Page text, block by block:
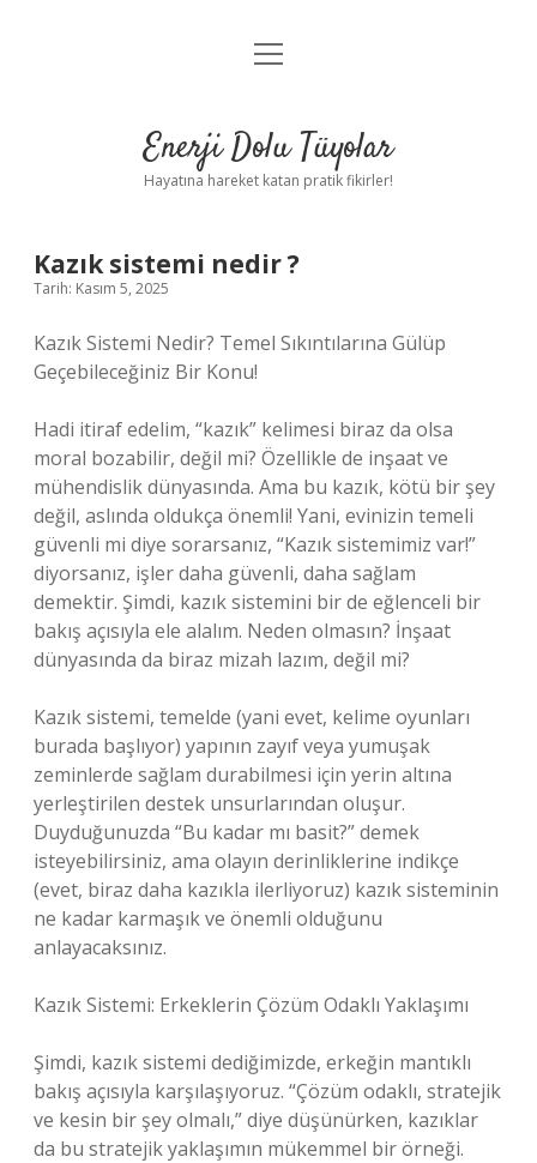
Anasayfa
Yasal Uyarı
menüyü
Enerji Dolu Tüyolar
Hayatına hareket katan pratik fikirler!
Kazık sistemi nedir ?
Tarih: Kasım 5, 2025
Kazık Sistemi Nedir? Temel Sıkıntılarına Gülüp
Geçebileceğiniz Bir Konu!
Hadi itiraf edelim, “kazık” kelimesi biraz da olsa
moral bozabilir, değil mi? Özellikle de inşaat ve
mühendislik dünyasında. Ama bu kazık, kötü bir şey
değil, aslında oldukça önemli! Yani, evinizin temeli
güvenli mi diye sorarsanız, “Kazık sistemimiz var!”
diyorsanız, işler daha güvenli, daha sağlam
demektir. Şimdi, kazık sistemini bir de eğlenceli bir
bakış açısıyla ele alalım. Neden olmasın? İnşaat
dünyasında da biraz mizah lazım, değil mi?
Kazık sistemi, temelde (yani evet, kelime oyunları
burada başlıyor) yapının zayıf veya yumuşak
zeminlerde sağlam durabilmesi için yerin altına
yerleştirilen destek unsurlarından oluşur.
Duyduğunuzda “Bu kadar mı basit?” demek
isteyebilirsiniz, ama olayın derinliklerine indikçe
(evet, biraz daha kazıkla ilerliyoruz) kazık sisteminin
ne kadar karmaşık ve önemli olduğunu
anlayacaksınız.
Kazık Sistemi: Erkeklerin Çözüm Odaklı Yaklaşımı
Şimdi, kazık sistemi dediğimizde, erkeğin mantıklı
bakış açısıyla karşılaşıyoruz. “Çözüm odaklı, stratejik
ve kesin bir şey olmalı,” diye düşünürken, kazıklar
da bu stratejik yaklaşımın mükemmel bir örneği.